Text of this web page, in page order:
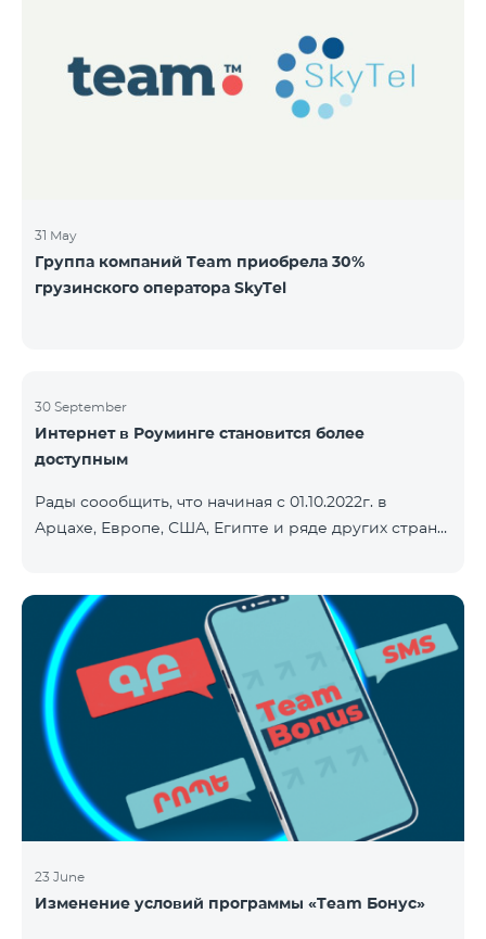
31 May
Группа компаний Team приобрела 30%
грузинского оператора SkyTel
30 September
Интернет в Роуминге становится более
доступным
Рады соообщить, что начиная с 01.10.2022г. в
Арцахе, Европе, США, Египте и ряде других стран
звонки в Армению звонки – 150 драм/минута.
Исходящие звонки локальные – 500 драм/минута.
SMS – 150 драм. Полный список стран: Арцах,
Албания, Австралия, Австрия, Бельгия, Болгария,
Босния и Герцеговина, Великобритания, Венгрия,
Германия, Греция, Дания, Джерси, Египет,
Ирландия, Исландия, Испани
23 June
Изменение условий программы «Team Бонус»